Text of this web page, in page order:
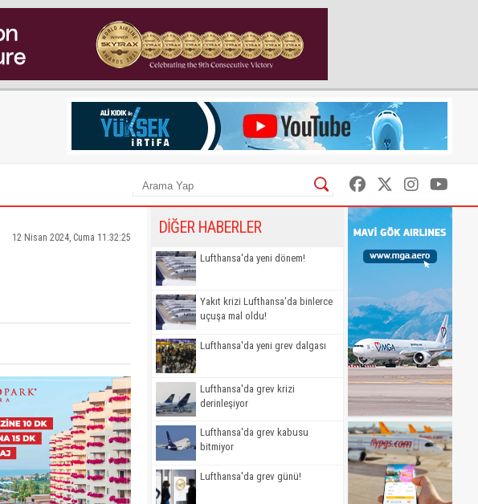
12 Nisan 2024, Cuma 11:32:25
DİĞER HABERLER
Lufthansa'da yeni dönem!
Yakıt krizi Lufthansa'da binlerce
uçuşa mal oldu!
Lufthansa'da yeni grev dalgası
Lufthansa'da grev krizi
derinleşiyor
Lufthansa'da grev kabusu
bitmiyor
Lufthansa'da grev günü!